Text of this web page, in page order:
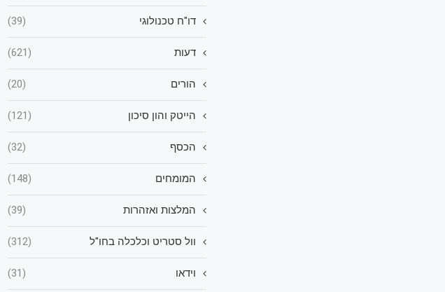
דו"ח טכנולוגי (39)
דעות (621)
הורים (20)
הייטק והון סיכון (121)
הכסף (32)
המומחים (148)
המלצות ואזהרות (39)
וול סטריט וכלכלה בחו"ל (312)
וידאו (31)